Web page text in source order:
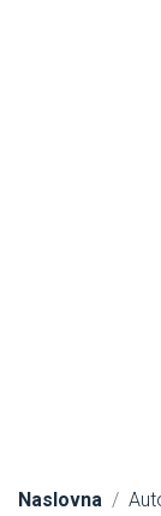
Naslovna